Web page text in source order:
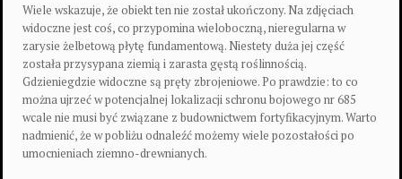
Wiele wskazuje, że obiekt ten nie został ukończony. Na zdjęciach
widoczne jest coś, co przypomina wieloboczną, nieregularna w
zarysie żelbetową płytę fundamentową. Niestety duża jej część
została przysypana ziemią i zarasta gęstą roślinnością.
Gdzieniegdzie widoczne są pręty zbrojeniowe. Po prawdzie: to co
można ujrzeć w potencjalnej lokalizacji schronu bojowego nr 685
wcale nie musi być związane z budownictwem fortyfikacyjnym. Warto
nadmienić, że w pobliżu odnaleźć możemy wiele pozostałości po
umocnieniach ziemno-drewnianych.